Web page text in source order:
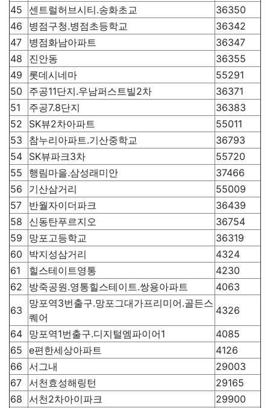
45 센트럴허브시티.송화초교
36350
46
병점구청.병점초등학교
36342
47
병점화남아파트
36347
48
진안동
36355
49
롯데시네마
55291
50
주공11단지.우남퍼스트빌2차
36371
51
주공7.8단지
36383
52
SK뷰2차아파트
55011
53
참누리아파트.기산중학교
36793
54 SK뷰파크3차
55720
55
행림마을.삼성래미안
37466
56
기산삼거리
55009
57
반월자이더파크
36439
58
신동탄푸르지오
36754
59
망포고등학교
36319
60
박지성삼거리
4324
61
힐스테이트영통
4230
62
방죽공원.영통힐스테이트.쌍용아파트
4063
63
망포역3번출구.망포그대가프리미어.골든스
퀘어
4326
64 망포역1번출구.디지털엠파이어1
4085
65 e편한세상아파트
4126
66 서그내
29003
67 서천효성해링턴
29165
68 서천2차아이파크
29900